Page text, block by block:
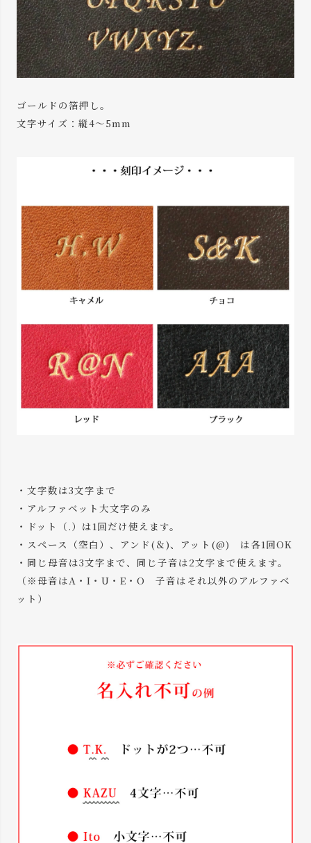
ゴールドの箔押し。
文字サイズ：縦4～5mm
・文字数は3文字まで
・アルファベット大文字のみ
・ドット（.）は1回だけ使えます。
・スペース（空白）、アンド(＆)、アット(@) は各1回OK
・同じ母音は3文字まで、同じ子音は2文字まで使えます。
（※母音はA・I・U・E・O 子音はそれ以外のアルファベ
ット）